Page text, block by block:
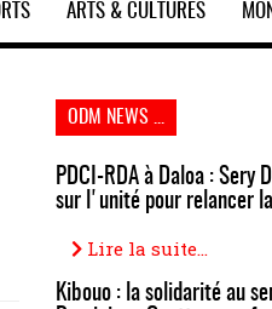
ARTS & CULTURES
ODM NEWS ...
PDCI-RDA à Daloa : Sery
sur l'unité pour relancer
Lire la suite...
Kibouo : la solidarité au